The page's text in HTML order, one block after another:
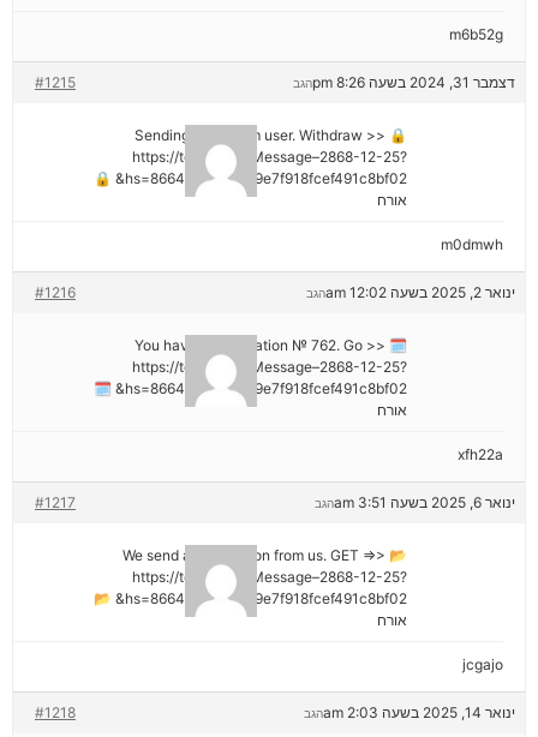
m6b52g
דצמבר 31, 2024 בשעה 8:26 pm #1215 הגב
🔒 Sending a gift from user. Withdrаw >>
https://telegra.ph/Message–2868-12-25?
hs=8664c520642b9e7f918fcef491c8bf02& 🔒
אורח
m0dmwh
ינואר 2, 2025 בשעה 12:02 am #1216 הגב
🗓 You have a notification № 762. Go >>
https://telegra.ph/Message–2868-12-25?
hs=8664c520642b9e7f918fcef491c8bf02& 🗓
אורח
xfh22a
ינואר 6, 2025 בשעה 3:51 am #1217 הגב
📂 We send a transaction from us. GET =>>
https://telegra.ph/Message–2868-12-25?
hs=8664c520642b9e7f918fcef491c8bf02& 📂
אורח
jcgajo
ינואר 14, 2025 בשעה 2:03 am #1218 הגב